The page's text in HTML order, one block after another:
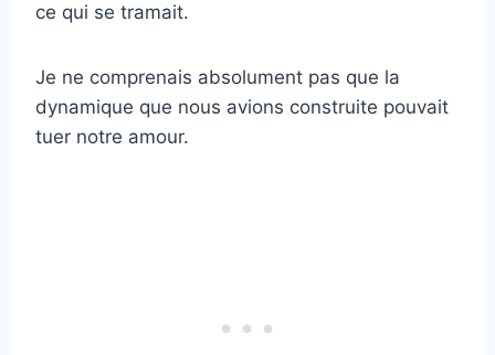
ce qui se tramait.
Je ne comprenais absolument pas que la
dynamique que nous avions construite pouvait
tuer notre amour.